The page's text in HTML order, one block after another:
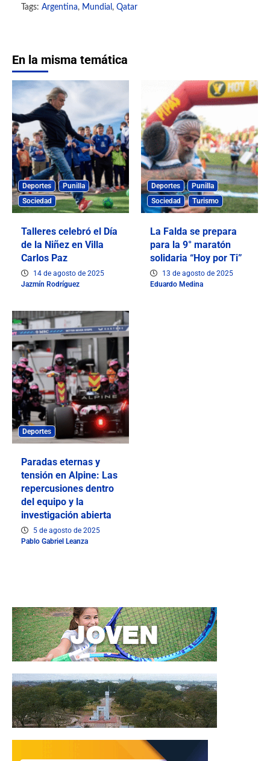
Tags: Argentina, Mundial , Qatar
En la misma temática
Deportes
Punilla
Sociedad
Talleres celebró el Día
de la Niñez en Villa
Carlos Paz
14 de agosto de 2025
Jazmín Rodríguez
Deportes
Punilla
Sociedad
Turismo
La Falda se prepara
para la 9° maratón
solidaria “Hoy por Ti”
13 de agosto de 2025
Eduardo Medina
Deportes
Paradas eternas y
tensión en Alpine: Las
repercusiones dentro
del equipo y la
investigación abierta
5 de agosto de 2025
Pablo Gabriel Leanza